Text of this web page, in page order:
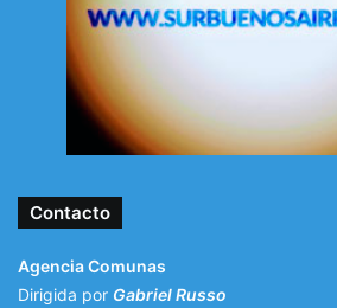
Contacto
Agencia Comunas
Dirigida por Gabriel Russo